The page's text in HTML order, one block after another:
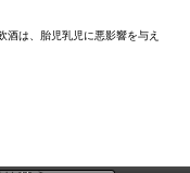
酒は、胎児乳児に悪影響を与え